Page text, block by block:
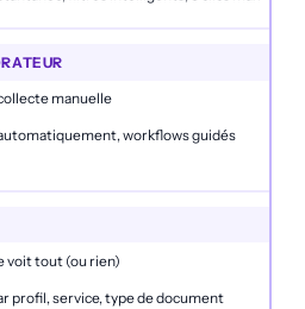
manuelle
workflows guidés
voit tout (ou rien)
profil, service, type de document